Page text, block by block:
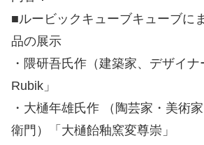
■ルービックキューブキューブに
品の展示
・隈研吾氏作（建築家、デザイ
Rubik」
・大樋年雄氏作 （陶芸家・美術
衛門）「大樋飴釉窯変尊崇」